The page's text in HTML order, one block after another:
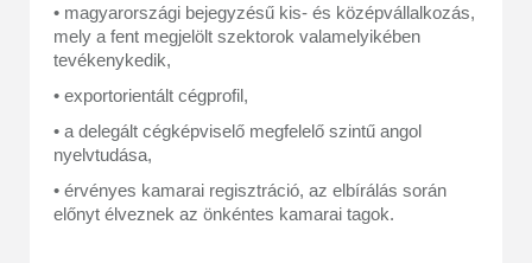
• magyarországi bejegyzésű kis- és középvállalkozás,
mely a fent megjelölt szektorok valamelyikében
tevékenykedik,
• exportorientált cégprofil,
• a delegált cégképviselő megfelelő szintű angol
nyelvtudása,
• érvényes kamarai regisztráció, az elbírálás során
előnyt élveznek az önkéntes kamarai tagok.